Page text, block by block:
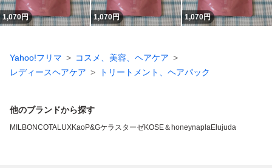
1,070円 1,070円 1,070円
Yahoo!フリマ
コスメ、美容、ヘアケア
レディースヘアケア
トリートメント、ヘアパック
他のブランドから探す
MILBONCOTALUXKaoP&GケラスターゼKOSE＆honeynaplaElujuda